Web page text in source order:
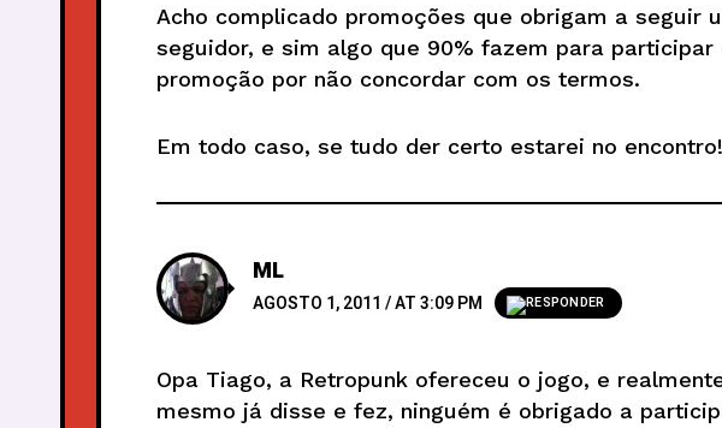
Acho complicado promoções que obrigam a seguir
seguidor, e sim algo que 90% fazem para
promoção por não concordar com os termos.
Em todo caso, se tudo der certo estarei no encontro!
ML
AGOSTO 1, 2011 / AT 3:09 PM RESPONDER
Opa Tiago, a Retropunk ofereceu o jogo, e
mesmo já disse e fez, ninguém é obrigado a